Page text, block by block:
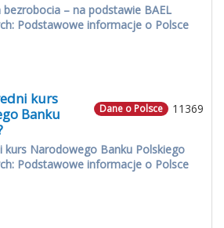
bezrobocia – na podstawie BAEL
Podstawowe informacje o Polsce
11369
Dane o Polsce
kurs
Banku
kurs Narodowego Banku Polskiego
Podstawowe informacje o Polsce